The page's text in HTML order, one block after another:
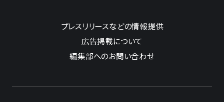
プレスリリースなどの情報提供
広告掲載について
編集部へのお問い合わせ